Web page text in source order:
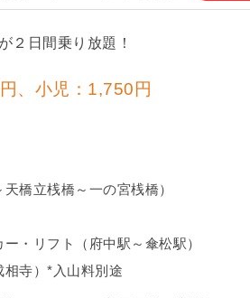
２日間乗り放題！
、小児：1,750円
橋立桟橋～一の宮桟橋）
・リフト（府中駅～傘松駅）
寺）*入山料別途